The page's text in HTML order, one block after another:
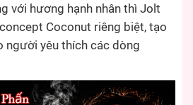
với hương hạnh nhân thì Jolt
Coconut riêng biệt, tạo
người yêu thích các dòng